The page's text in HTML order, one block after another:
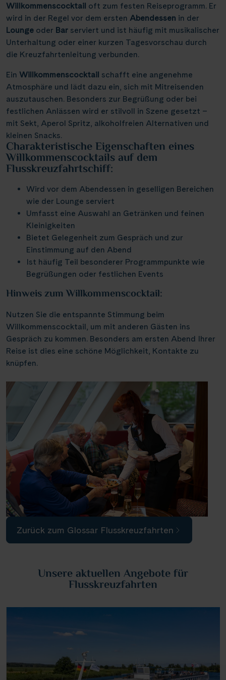
Infos
Kontakt
Reisekalender
Reisekataloge
Newsletter
Kundenlogin
Agenturbereich
WhatsAppHotline +49 30 346 456 950
Willkommenscocktail oft zum festen Reiseprogramm. Er
wird in der Regel vor dem ersten Abendessen in der
Lounge oder Bar serviert und ist häufig mit musikalischer
Unterhaltung oder einer kurzen Tagesvorschau durch
die Kreuzfahrtenleitung verbunden.
Ein Willkommenscocktail schafft eine angenehme
Atmosphäre und lädt dazu ein, sich mit Mitreisenden
auszutauschen. Besonders zur Begrüßung oder bei
festlichen Anlässen wird er stilvoll in Szene gesetzt –
mit Sekt, Aperol Spritz, alkoholfreien Alternativen und
kleinen Snacks.
Charakteristische Eigenschaften eines
Willkommenscocktails auf dem
Flusskreuzfahrtschiff:
Wird vor dem Abendessen in geselligen Bereichen
wie der Lounge serviert
Umfasst eine Auswahl an Getränken und feinen
Kleinigkeiten
Bietet Gelegenheit zum Gespräch und zur
Einstimmung auf den Abend
Ist häufig Teil besonderer Programmpunkte wie
Begrüßungen oder festlichen Events
Hinweis zum Willkommenscocktail:
Nutzen Sie die entspannte Stimmung beim
Willkommenscocktail, um mit anderen Gästen ins
Gespräch zu kommen. Besonders am ersten Abend Ihrer
Reise ist dies eine schöne Möglichkeit, Kontakte zu
knüpfen.
Zurück zum Glossar Flusskreuzfahrten
Unsere aktuellen Angebote für
Flusskreuzfahrten
Schottland(3)
(7)
Serbien(2)
Ungarn(7)
Asien(24)
Havel, Peene & Hunte (20)
Maas & IJsselmeer
Main & Main-Donau-Kanal(11)
Mosel(19)
Neckar(3)
Oder, Ostsee, Nord-Ostsee-Kanal(16)
Oder, Ostsee, Peene(2)
Rhein(85)
Rhône & Saône(5)
Seine, Oise & Schelde(5)
Spree
Weser, Ems & Hunte (1)
Weser, Ems-/ Mittellandkanal
Thurgau Chopin(35)
Thurgau Ganga Vilas
Thurgau Prestige (15)
Thurgau Saxonia(26)
Voyage(5)
Naturreise(21)
Rad und Schiff
Rhein in Flammen(6)
Tanzreise(1)
Tulpenblüte (8)
Velo und Schiff (2)
Weihnachten
Kreidefelsen Étretat(4)
Käsemarkt Alkmaar
Kölner Dom(9)
Loreley, Romantischer Rhein(25)
Meyer Werft Papenburg(4)
Nord-Ostsee-Kanal(3)
Pont d’Avignon (5)
Porta Nigra(11)
Reichsburg Cochem(11)
Schiffshebewerk Niederfinow
Schiffshebewerk Scharnebeck
Schloss Heidelberg(6)
Schloss Sanssouci
Schloss Schönbrunn (1)
Schlögener Schlinge(2)
St. Georgs-Arm
Stift Melk(7)
Wasserstrassenkreuz Magdeburg (2)
Wasserstrassenkreuz Minden
Lyon(4)
Münster(1)
Nürnberg(2)
Paris(5)
Passau (1)
Porto(8)
Potsdam
Saarbrücken(5)
Stralsund(4)
Stuttgart
Valence (1)
Würzburg
Speyer(1)
Bonn